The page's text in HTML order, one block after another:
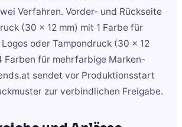
Verfahren. Vorder- und Rückseite
(30 x 12 mm) mit 1 Farbe für
oder Tampondruck (30 x 12
Farben für mehrfarbige Marken-
sendet vor Produktionsstart
zur verbindlichen Freigabe.